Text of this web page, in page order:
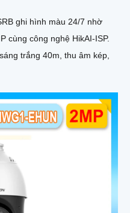
ghi hình màu 24/7 nhờ
cùng công nghệ HikAI-ISP.
trắng 40m, thu âm kép,